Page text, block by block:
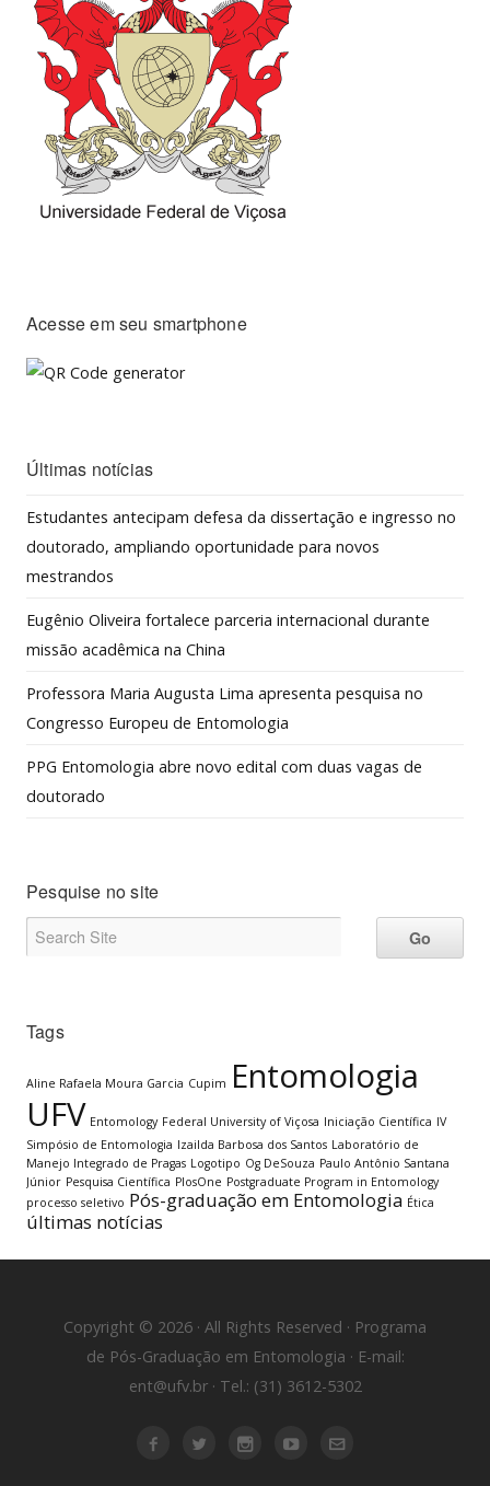
Acesse em seu smartphone
Últimas notícias
Estudantes antecipam defesa da dissertação e ingresso no
doutorado, ampliando oportunidade para novos
mestrandos
Eugênio Oliveira fortalece parceria internacional durante
missão acadêmica na China
Professora Maria Augusta Lima apresenta pesquisa no
Congresso Europeu de Entomologia
PPG Entomologia abre novo edital com duas vagas de
doutorado
Pesquise no site
Tags
Aline Rafaela Moura Garcia Cupim Entomologia
UFV Entomology Federal University of Viçosa Iniciação Científica IV
Simpósio de Entomologia Izailda Barbosa dos Santos Laboratório de
Manejo Integrado de Pragas Logotipo Og DeSouza Paulo Antônio Santana
Júnior Pesquisa Científica PlosOne Postgraduate Program in Entomology
processo seletivo Pós-graduação em Entomologia Ética
últimas notícias
Copyright © 2026 · All Rights Reserved · Programa
de Pós-Graduação em Entomologia · E-mail:
ent@ufv.br · Tel.: (31) 3612-5302